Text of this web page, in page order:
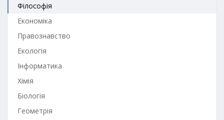
Філософія
Економіка
Правознавство
Екологія
Інформатика
Хімія
Біологія
Геометрія